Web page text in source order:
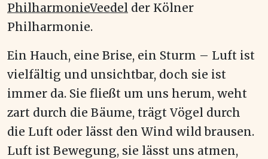
PhilharmonieVeedel der Kölner
Philharmonie.
Ein Hauch, eine Brise, ein Sturm – Luft ist
vielfältig und unsichtbar, doch sie ist
immer da. Sie fließt um uns herum, weht
zart durch die Bäume, trägt Vögel durch
die Luft oder lässt den Wind wild brausen.
Luft ist Bewegung, sie lässt uns atmen,